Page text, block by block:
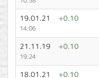
19.01.21
14:06
+0.10
21.11.19
19:24
+0.10
18.01.21 +0.10